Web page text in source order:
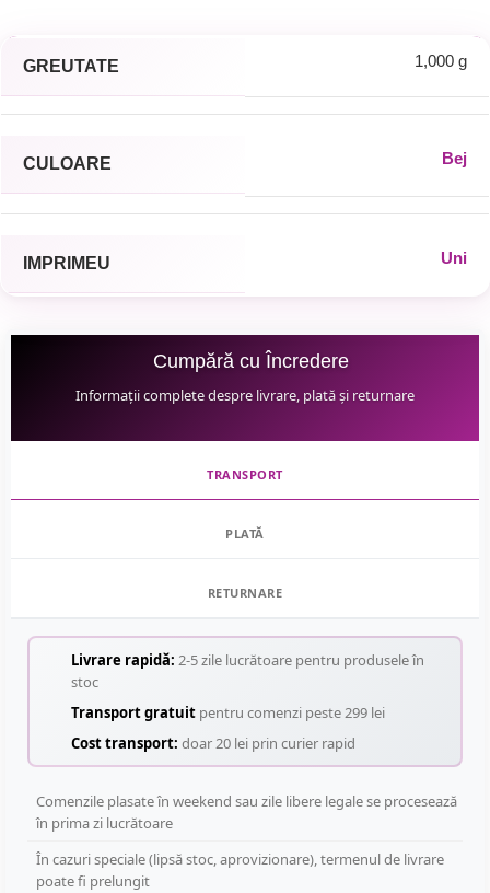
GREUTATE 1,000 g
CULOARE Bej
IMPRIMEU Uni
Cumpără cu Încredere
Informații complete despre livrare, plată și returnare
TRANSPORT
PLATĂ
RETURNARE
Livrare rapidă: 2-5 zile lucrătoare pentru produsele în
stoc
Transport gratuit pentru comenzi peste 299 lei
Cost transport: doar 20 lei prin curier rapid
Comenzile plasate în weekend sau zile libere legale se procesează
în prima zi lucrătoare
În cazuri speciale (lipsă stoc, aprovizionare), termenul de livrare
poate fi prelungit